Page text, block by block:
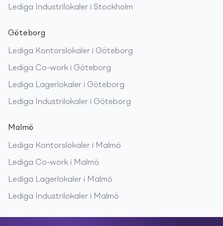
Lediga Industrilokaler i Stockholm
Göteborg
Lediga Kontorslokaler i Göteborg
Lediga Co-work i Göteborg
Lediga Lagerlokaler i Göteborg
Lediga Industrilokaler i Göteborg
Malmö
Lediga Kontorslokaler i Malmö
Lediga Co-work i Malmö
Lediga Lagerlokaler i Malmö
Lediga Industrilokaler i Malmö